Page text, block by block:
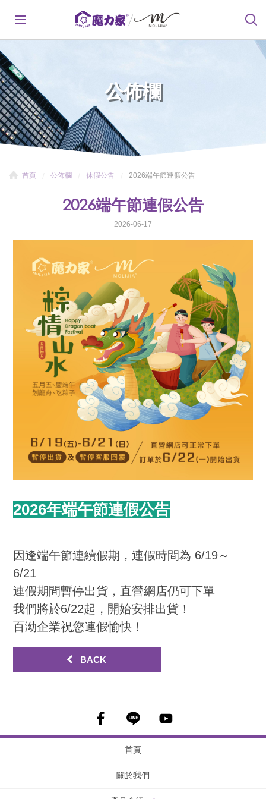
公佈欄
首頁 公佈欄 休假公告 2026端午節連假公告
2026端午節連假公告
2026-06-17
2026年端午節連假公告
因逢端午節連續假期，連假時間為 6/19～
6/21
連假期間暫停出貨，直營網店仍可下單
我們將於6/22起，開始安排出貨！
百泑企業祝您連假愉快！
BACK
首頁
關於我們